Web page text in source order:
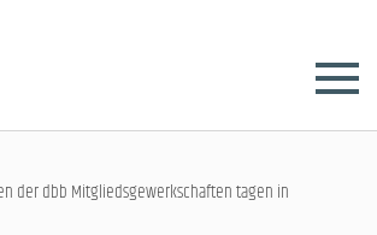
der dbb Mitgliedsgewerkschaften tagen in